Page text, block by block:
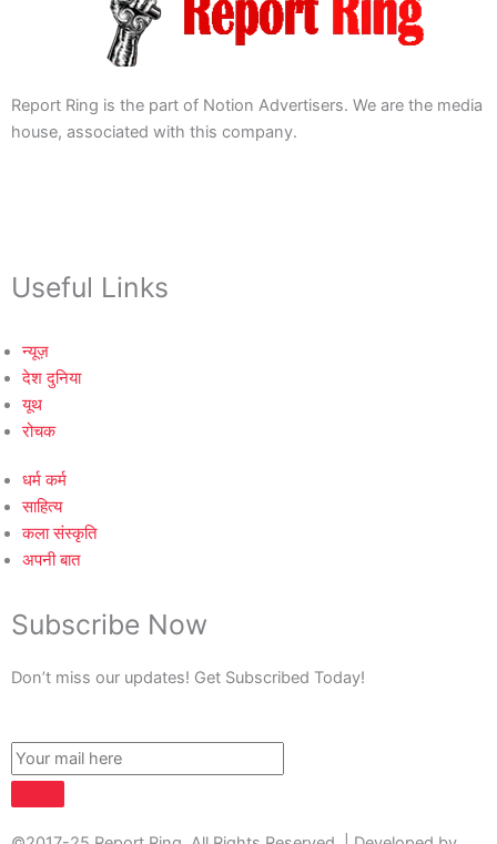
Report Ring is the part of Notion Advertisers. We are the media
house, associated with this company.
Useful Links
न्यूज़
देश दुनिया
यूथ
रोचक
धर्म कर्म
साहित्य
कला संस्कृति
अपनी बात
Subscribe Now
Don’t miss our updates! Get Subscribed Today!